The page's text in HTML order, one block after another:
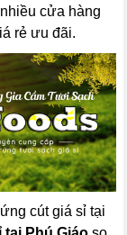
cửa hàng
rẻ ưu đãi.
cút giá sỉ tại